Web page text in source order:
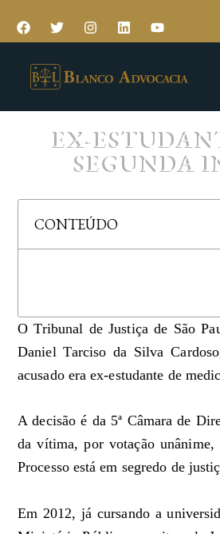
EX-
SEGUNDA
CONTEÚDO
O Tribunal de Justiça de São
Daniel Tarciso da Silva
acusado era ex-estudante de
A decisão é da 5ª Câmara de
da vítima, por votação unânime,
Processo está em segredo de
Em 2012, já cursando a